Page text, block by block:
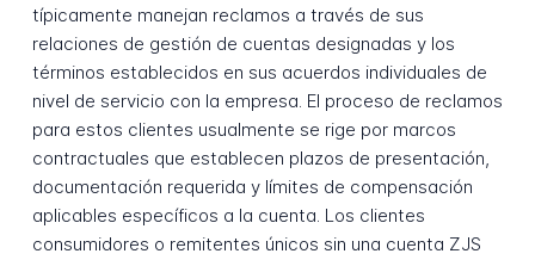
típicamente manejan reclamos a través de sus
relaciones de gestión de cuentas designadas y los
términos establecidos en sus acuerdos individuales de
nivel de servicio con la empresa. El proceso de reclamos
para estos clientes usualmente se rige por marcos
contractuales que establecen plazos de presentación,
documentación requerida y límites de compensación
aplicables específicos a la cuenta. Los clientes
consumidores o remitentes únicos sin una cuenta ZJS